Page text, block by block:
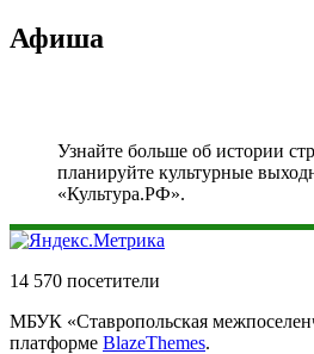
Афиша
Узнайте больше об истории
планируйте культурные
«Культура.РФ».
14 570 посетители
МБУК «Ставропольская
платформе BlazeThemes.